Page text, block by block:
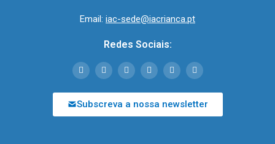
Email: iac-sede@iacrianca.pt
Redes Sociais:
Subscreva a nossa newsletter